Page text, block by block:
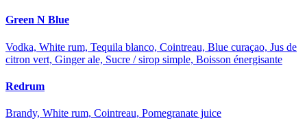
Green N Blue
Vodka, White rum, Tequila blanco, Cointreau, Blue curaçao, Jus de
citron vert, Ginger ale, Sucre / sirop simple, Boisson énergisante
Redrum
Brandy, White rum, Cointreau, Pomegranate juice